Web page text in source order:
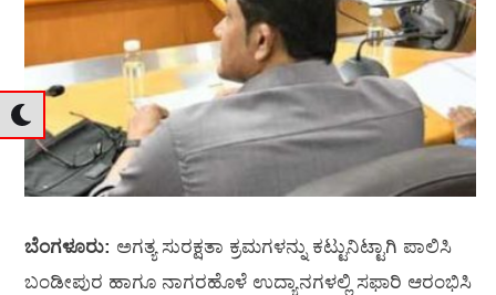
ಬೆಂಗಳೂರು: ಅಗತ್ಯ ಸುರಕ್ಷತಾ ಕ್ರಮಗಳನ್ನು ಕಟ್ಟುನಿಟ್ಟಾಗಿ ಪಾಲಿಸಿ
ಬಂಡೀಪುರ ಹಾಗೂ ನಾಗರಹೊಳೆ ಉದ್ಯಾನಗಳಲ್ಲಿ ಸಫಾರಿ ಆರಂಭಿಸಿ